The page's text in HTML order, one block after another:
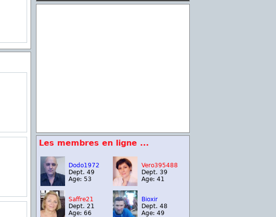
Les membres en ligne ...
Dodo1972
Dept. 49
Age: 53
Vero395488
Dept. 39
Age: 41
Saffre21
Dept. 21
Age: 66
Bioxir
Dept. 48
Age: 49